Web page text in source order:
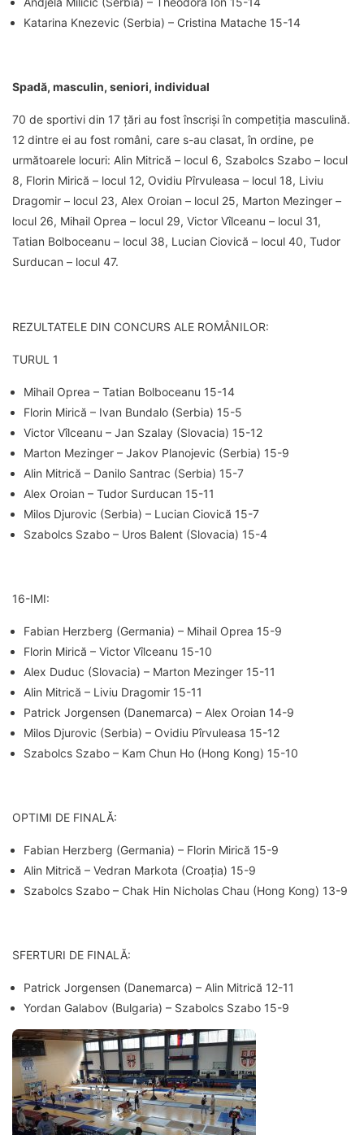
Katarina Knezevic (Serbia) – Cristina Matache 15-14
Spadă, masculin, seniori, individual
70 de sportivi din 17 țări au fost înscriși în competiția masculină.
12 dintre ei au fost români, care s-au clasat, în ordine, pe
următoarele locuri: Alin Mitrică – locul 6, Szabolcs Szabo – locul
8, Florin Mirică – locul 12, Ovidiu Pîrvuleasa – locul 18, Liviu
Dragomir – locul 23, Alex Oroian – locul 25, Marton Mezinger –
locul 26, Mihail Oprea – locul 29, Victor Vîlceanu – locul 31,
Tatian Bolboceanu – locul 38, Lucian Ciovică – locul 40, Tudor
Surducan – locul 47.
REZULTATELE DIN CONCURS ALE ROMÂNILOR:
TURUL 1
Mihail Oprea – Tatian Bolboceanu 15-14
Florin Mirică – Ivan Bundalo (Serbia) 15-5
Victor Vîlceanu – Jan Szalay (Slovacia) 15-12
Marton Mezinger – Jakov Planojevic (Serbia) 15-9
Alin Mitrică – Danilo Santrac (Serbia) 15-7
Alex Oroian – Tudor Surducan 15-11
Milos Djurovic (Serbia) – Lucian Ciovică 15-7
Szabolcs Szabo – Uros Balent (Slovacia) 15-4
16-IMI:
Fabian Herzberg (Germania) – Mihail Oprea 15-9
Florin Mirică – Victor Vîlceanu 15-10
Alex Duduc (Slovacia) – Marton Mezinger 15-11
Alin Mitrică – Liviu Dragomir 15-11
Patrick Jorgensen (Danemarca) – Alex Oroian 14-9
Milos Djurovic (Serbia) – Ovidiu Pîrvuleasa 15-12
Szabolcs Szabo – Kam Chun Ho (Hong Kong) 15-10
OPTIMI DE FINALĂ:
Fabian Herzberg (Germania) – Florin Mirică 15-9
Alin Mitrică – Vedran Markota (Croația) 15-9
Szabolcs Szabo – Chak Hin Nicholas Chau (Hong Kong) 13-9
SFERTURI DE FINALĂ:
Patrick Jorgensen (Danemarca) – Alin Mitrică 12-11
Yordan Galabov (Bulgaria) – Szabolcs Szabo 15-9